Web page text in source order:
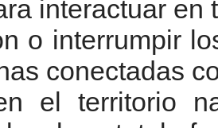
interactuar en
o interrumpir
conectadas
el territorio